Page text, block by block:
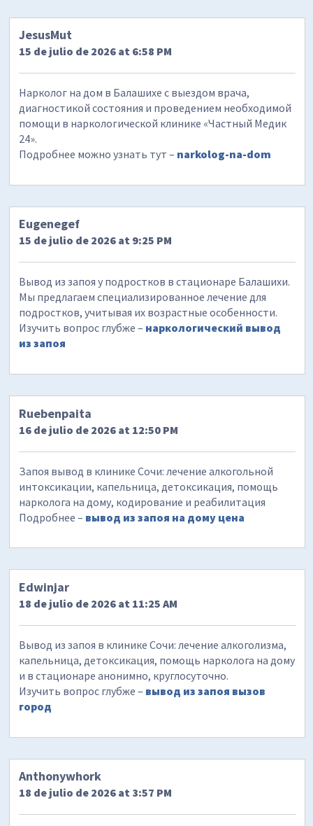
JesusMut
15 de julio de 2026 at 6:58 PM
Нарколог на дом в Балашихе с выездом врача,
диагностикой состояния и проведением необходимой
помощи в наркологической клинике «Частный Медик
24».
Подробнее можно узнать тут – narkolog-na-dom
Eugenegef
15 de julio de 2026 at 9:25 PM
Вывод из запоя у подростков в стационаре Балашихи.
Мы предлагаем специализированное лечение для
подростков, учитывая их возрастные особенности.
Изучить вопрос глубже – наркологический вывод
из запоя
Ruebenpaita
16 de julio de 2026 at 12:50 PM
Запоя вывод в клинике Сочи: лечение алкогольной
интоксикации, капельница, детоксикация, помощь
нарколога на дому, кодирование и реабилитация
Подробнее – вывод из запоя на дому цена
Edwinjar
18 de julio de 2026 at 11:25 AM
Вывод из запоя в клинике Сочи: лечение алкоголизма,
капельница, детоксикация, помощь нарколога на дому
и в стационаре анонимно, круглосуточно.
Изучить вопрос глубже – вывод из запоя вызов
город
Anthonywhork
18 de julio de 2026 at 3:57 PM